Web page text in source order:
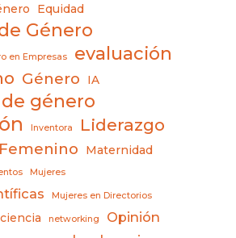
Equidad
Género
en Empresas evaluación
Género IA
género
Inventora Liderazgo
Maternidad
Mujeres
Mujeres en Directorios
networking Opinión